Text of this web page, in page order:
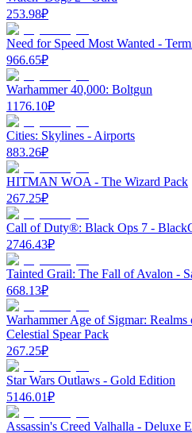
253.98₽
Need for Speed Most Wanted -
966.65₽
Warhammer 40,000: Boltgun
1176.10₽
Cities: Skylines - Airports
883.26₽
HITMAN WOA - The Wizard Pack
267.25₽
Call of Duty®: Black Ops 7 -
2746.43₽
Tainted Grail: The Fall of Avalon -
668.13₽
Warhammer Age of Sigmar:
Celestial Spear Pack
267.25₽
Star Wars Outlaws - Gold Edition
5146.01₽
Assassin's Creed Valhalla - Deluxe